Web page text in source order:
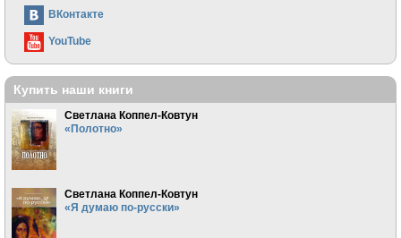
ВКонтакте
YouTube
Купить наши книги
Светлана Коппел-Ковтун
«Полотно»
Светлана Коппел-Ковтун
«Я думаю по-русски»